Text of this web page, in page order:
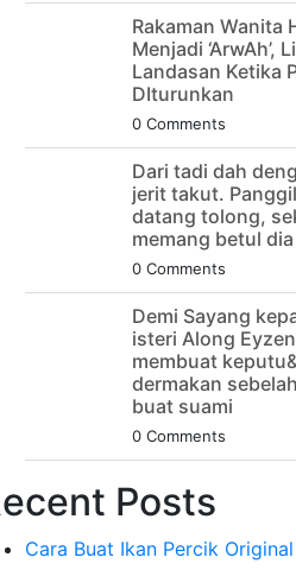
Rakaman Wanita
Menjadi ‘ArwAh’,
Landasan Ketika
DIturunkan
0 Comments
Dari tadi dah
jerit takut.
datang tolong,
memang betul
0 Comments
Demi Sayang
isteri Along
membuat
dermakan
buat suami
0 Comments
Posts
Cara Buat Ikan Percik